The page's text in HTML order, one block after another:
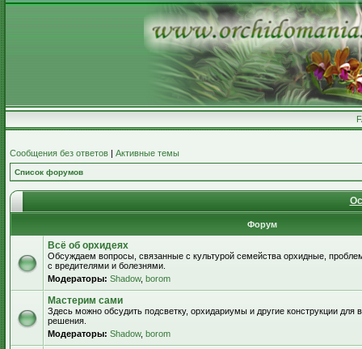
Сообщения без ответов | Активные темы
Список форумов
Форум
Всё об орхидеях
Обсуждаем вопросы, связанные с культурой семейства орхидные,
с вредителями и болезнями.
Модераторы: Shadow, borom
Мастерим сами
Здесь можно обсудить подсветку, орхидариумы и другие конструкции
решения.
Модераторы: Shadow, borom